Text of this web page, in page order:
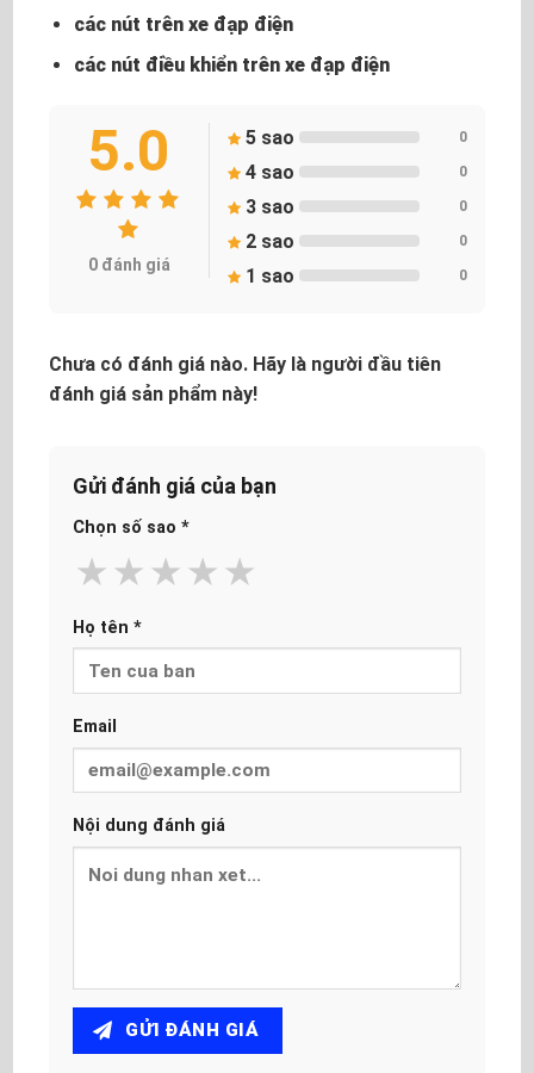
các nút trên xe đạp điện
các nút điều khiển trên xe đạp điện
5.0
0 đánh giá
5 sao 0
4 sao 0
3 sao 0
2 sao 0
1 sao 0
Chưa có đánh giá nào. Hãy là người đầu tiên
đánh giá sản phẩm này!
Gửi đánh giá của bạn
Chọn số sao *
★
★
★
★
★
Họ tên *
Email
Nội dung đánh giá
GỬI ĐÁNH GIÁ